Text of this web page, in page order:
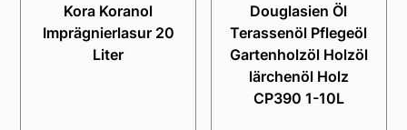
Kora Koranol
Imprägnierlasur 20
Liter
Douglasien Öl
Terassenöl Pflegeöl
Gartenholzöl Holzöl
lärchenöl Holz
CP390 1-10L